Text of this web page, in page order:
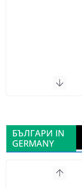
БЪЛГАРИ IN
GERMANY